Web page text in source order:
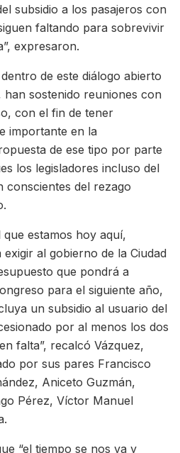
subsidio a los pasajeros con
faltando para sobrevivir
expresaron.
de este diálogo abierto
han sostenido reuniones con
con el fin de tener
importante en la
de ese tipo por parte
los legisladores incluso del
conscientes del rezago
estamos hoy aquí,
al gobierno de la Ciudad
que pondrá a
para el siguiente año,
un subsidio al usuario del
por al menos los dos
falta”, recalcó Vázquez,
por sus pares Francisco
Aniceto Guzmán,
Pérez, Víctor Manuel
“el tiempo se nos va y